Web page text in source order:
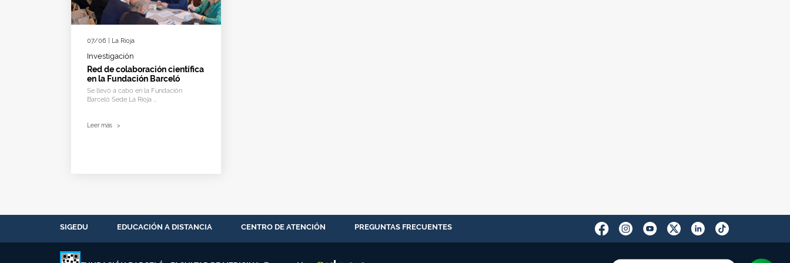
07/06 | La Rioja
Investigación
Red de colaboración científica
en la Fundación Barceló
Se llevó a cabo en la Fundación
Barceló Sede La Rioja ...
Leer más >
SIGEDU EDUCACIÓN A DISTANCIA CENTRO DE ATENCIÓN PREGUNTAS FRECUENTES